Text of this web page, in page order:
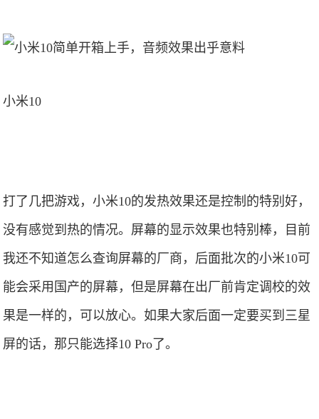
小米10
打了几把游戏，小米10的发热效果还是控制的特别好，
没有感觉到热的情况。屏幕的显示效果也特别棒，目前
我还不知道怎么查询屏幕的厂商，后面批次的小米10可
能会采用国产的屏幕，但是屏幕在出厂前肯定调校的效
果是一样的，可以放心。如果大家后面一定要买到三星
屏的话，那只能选择10 Pro了。